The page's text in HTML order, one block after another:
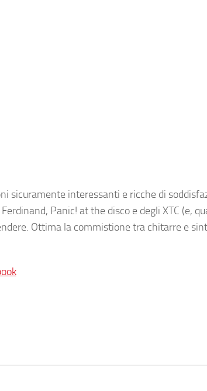
sicuramente interessanti e ricche di
Panic! at the disco e degli XTC (e,
Ottima la commistione tra chitarre e